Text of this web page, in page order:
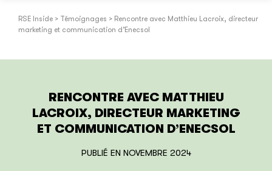
RSE Inside > Témoignages > Rencontre avec Matthieu Lacroix, directeur
marketing et communication d’Enecsol
RENCONTRE AVEC MATTHIEU
LACROIX, DIRECTEUR MARKETING
ET COMMUNICATION D’ENECSOL
PUBLIÉ EN NOVEMBRE 2024